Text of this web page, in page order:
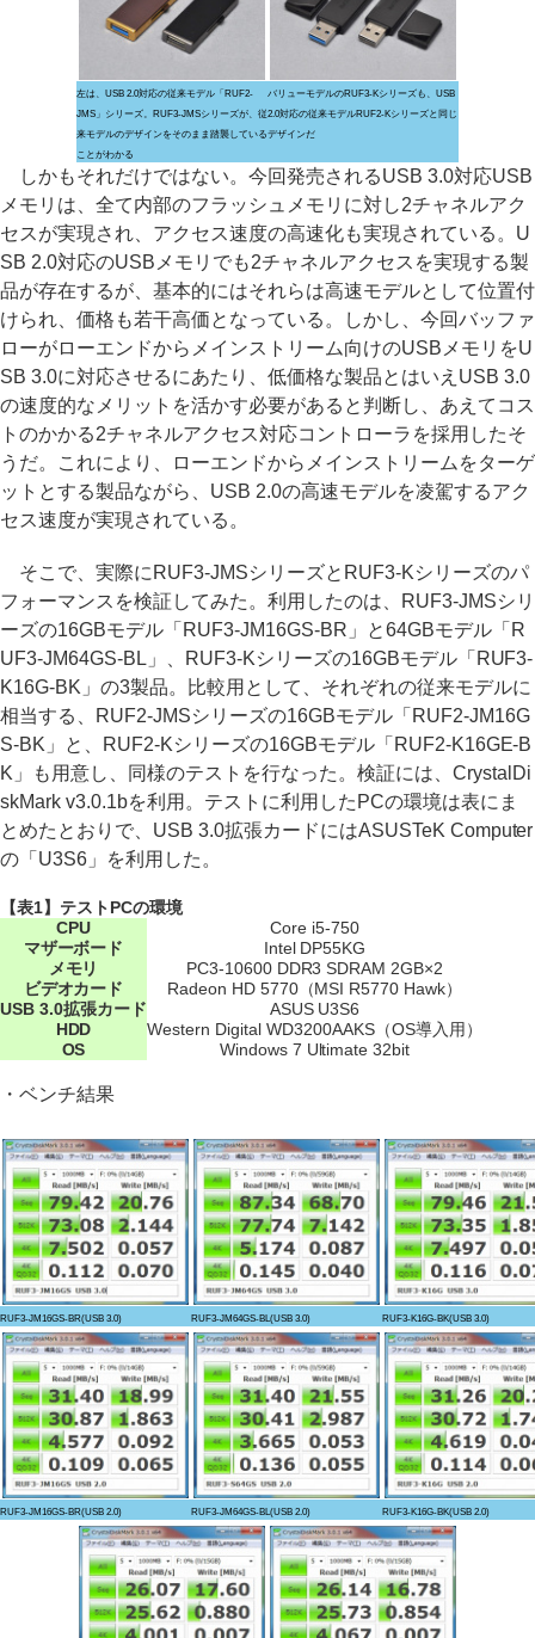
左は、USB 2.0対応の従来モデル「RUF2-
JMS」シリーズ。RUF3-JMSシリーズが、従
来モデルのデザインをそのまま踏襲している
ことがわかる
バリューモデルのRUF3-Kシリーズも、USB
2.0対応の従来モデルRUF2-Kシリーズと同じ
デザインだ
しかもそれだけではない。今回発売されるUSB 3.0対応USB
メモリは、全て内部のフラッシュメモリに対し2チャネルアク
セスが実現され、アクセス速度の高速化も実現されている。U
SB 2.0対応のUSBメモリでも2チャネルアクセスを実現する製
品が存在するが、基本的にはそれらは高速モデルとして位置付
けられ、価格も若干高価となっている。しかし、今回バッファ
ローがローエンドからメインストリーム向けのUSBメモリをU
SB 3.0に対応させるにあたり、低価格な製品とはいえUSB 3.0
の速度的なメリットを活かす必要があると判断し、あえてコス
トのかかる2チャネルアクセス対応コントローラを採用したそ
うだ。これにより、ローエンドからメインストリームをターゲ
ットとする製品ながら、USB 2.0の高速モデルを凌駕するアク
セス速度が実現されている。
そこで、実際にRUF3-JMSシリーズとRUF3-Kシリーズのパ
フォーマンスを検証してみた。利用したのは、RUF3-JMSシリ
ーズの16GBモデル「RUF3-JM16GS-BR」と64GBモデル「R
UF3-JM64GS-BL」、RUF3-Kシリーズの16GBモデル「RUF3-
K16G-BK」の3製品。比較用として、それぞれの従来モデルに
相当する、RUF2-JMSシリーズの16GBモデル「RUF2-JM16G
S-BK」と、RUF2-Kシリーズの16GBモデル「RUF2-K16GE-B
K」も用意し、同様のテストを行なった。検証には、CrystalDi
skMark v3.0.1bを利用。テストに利用したPCの環境は表にま
とめたとおりで、USB 3.0拡張カードにはASUSTeK Computer
の「U3S6」を利用した。
【表1】テストPCの環境
CPU
Core i5-750
マザーボード
Intel DP55KG
メモリ
PC3-10600 DDR3 SDRAM 2GB×2
ビデオカード
Radeon HD 5770（MSI R5770 Hawk）
USB 3.0拡張カード
ASUS U3S6
HDD
Western Digital WD3200AAKS（OS導入用）
OS
Windows 7 Ultimate 32bit
・ベンチ結果
RUF3-JM16GS-BR(USB 3.0) RUF3-JM64GS-BL(USB 3.0) RUF3-K16G-BK(USB 3.0)
RUF3-JM16GS-BR(USB 2.0) RUF3-JM64GS-BL(USB 2.0) RUF3-K16G-BK(USB 2.0)